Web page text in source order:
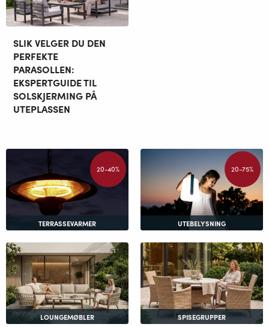
SLIK VELGER DU DEN
PERFEKTE
PARASOLLEN:
EKSPERTGUIDE TIL
SOLSKJERMING PÅ
UTEPLASSEN
20-40%
TERRASSEVARMER
20-75%
UTEBELYSNING
LOUNGEMØBLER SPISEGRUPPER